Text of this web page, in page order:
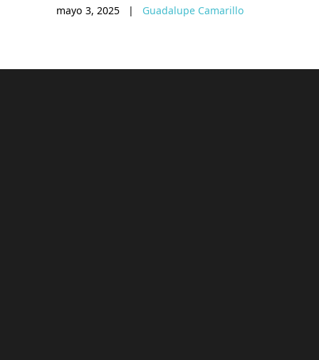
mayo 3, 2025 | Guadalupe Camarillo